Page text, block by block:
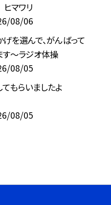
マワリ
08/06
げを選んで、がんばって
す～ラジオ体操
08/05
てもらいましたよ
08/05